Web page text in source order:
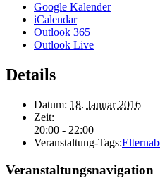
Google Kalender
iCalendar
Outlook 365
Outlook Live
Details
Datum: 18. Januar 2016
Zeit:
20:00 - 22:00
Veranstaltung-Tags:
Veranstaltungsnavigation